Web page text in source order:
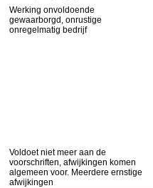
Werking onvoldoende
gewaarborgd, onrustige
onregelmatig bedrijf
Voldoet niet meer aan de
voorschriften, afwijkingen komen
algemeen voor. Meerdere ernstige
afwijkingen